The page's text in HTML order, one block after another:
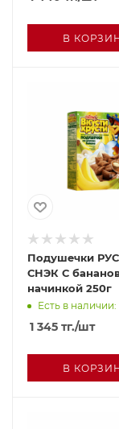
В
Подушечки
СНЭК С
начинкой 250г
Есть в наличии:
1 345 тг./шт
В